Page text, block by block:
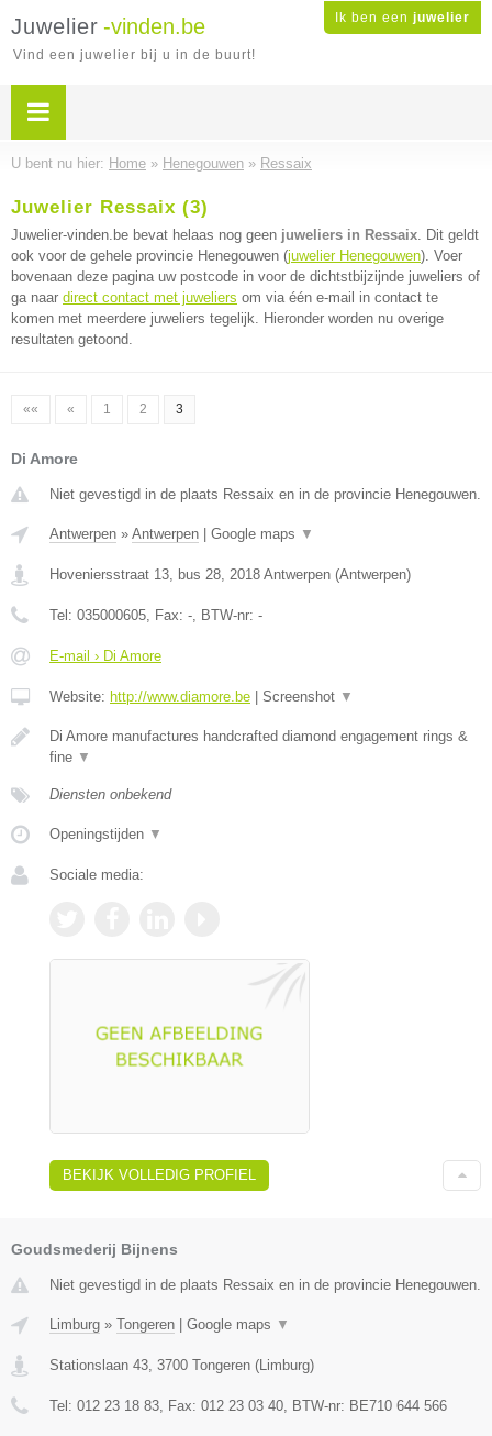
Ik ben een juwelier
Juwelier -vinden.be
Vind een juwelier bij u in de buurt!
U bent nu hier: Home » Henegouwen » Ressaix
Juwelier Ressaix (3)
Juwelier-vinden.be bevat helaas nog geen juweliers in Ressaix. Dit geldt
ook voor de gehele provincie Henegouwen (juwelier Henegouwen). Voer
bovenaan deze pagina uw postcode in voor de dichtstbijzijnde juweliers of
ga naar direct contact met juweliers om via één e-mail in contact te
komen met meerdere juweliers tegelijk. Hieronder worden nu overige
resultaten getoond.
«« « 1 2 3
Di Amore
Niet gevestigd in de plaats Ressaix en in de provincie Henegouwen.
Antwerpen » Antwerpen Google maps ▼
Hoveniersstraat 13, bus 28, 2018 Antwerpen (Antwerpen)
Tel: 035000605, Fax: -, BTW-nr: -
E-mail › Di Amore
Website: http://www.diamore.be Screenshot ▼
Di Amore manufactures handcrafted diamond engagement rings &
fine ▼
Diensten onbekend
Openingstijden ▼
Sociale media:
BEKIJK VOLLEDIG PROFIEL
Goudsmederij Bijnens
Niet gevestigd in de plaats Ressaix en in de provincie Henegouwen.
Limburg » Tongeren | Google maps ▼
Stationslaan 43 3700 Tongeren (Limburg)
Tel: 012 23 18 83 , Fax: 012 23 03 40 , BTW-nr: BE710 644 566